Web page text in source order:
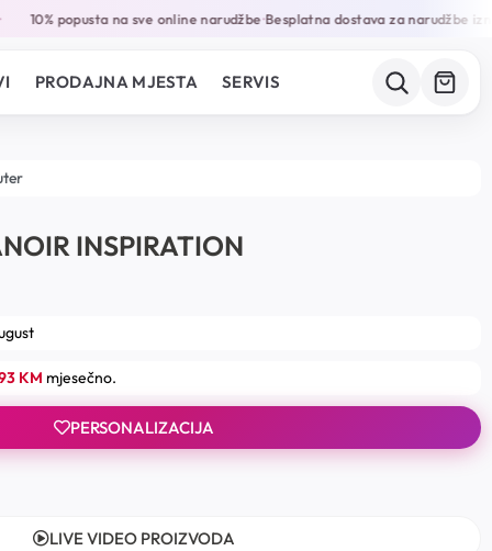
10% popusta na sve online narudžbe•Besplatna dostava za narudžbe
PRODAJNA MJESTA SERVIS
INSPIRATION
KM mjesečno.
PERSONALIZACIJA
LIVE VIDEO PROIZVODA